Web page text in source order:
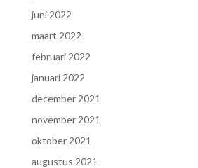
juni 2022
maart 2022
februari 2022
januari 2022
december 2021
november 2021
oktober 2021
augustus 2021